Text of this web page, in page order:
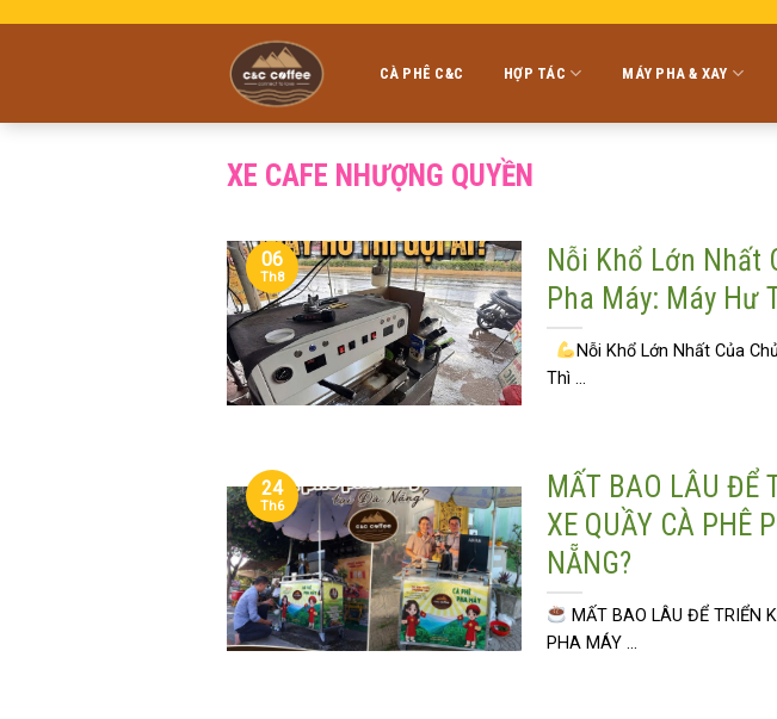
CÀ PHÊ C&C HỢP TÁC MÁY PHA & XAY
XE CAFE NHƯỢNG QUYỀN
Nỗi Khổ Lớn Nhất
Pha Máy: Máy Hư
Nỗi Khổ Lớn Nhất Của
Thì ...
06
Th8
MẤT BAO LÂU ĐỂ
XE QUẦY CÀ PHÊ
NẴNG?
MẤT BAO LÂU ĐỂ TRIỂN
PHA MÁY ...
24
Th6